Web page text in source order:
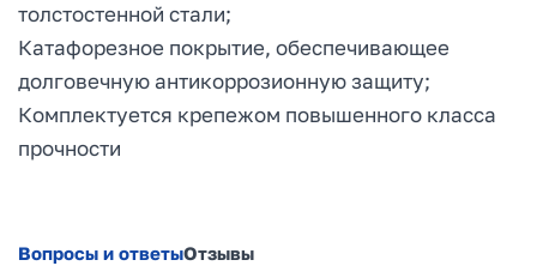
толстостенной стали;
Катафорезное покрытие, обеспечивающее
долговечную антикоррозионную защиту;
Комплектуется крепежом повышенного класса
прочности
Вопросы и ответыОтзывы